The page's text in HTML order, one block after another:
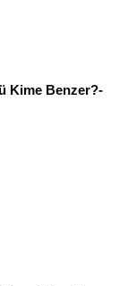
Kime Benzer?-